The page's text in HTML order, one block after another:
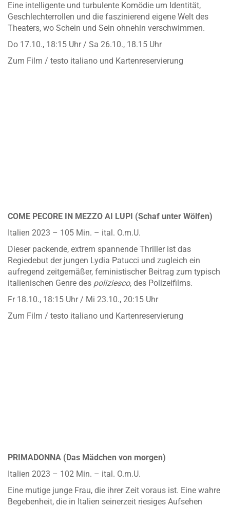
Eine intelligente und turbulente Komödie um Identität,
Geschlechterrollen und die faszinierend eigene Welt des
Theaters, wo Schein und Sein ohnehin verschwimmen.
Do 17.10., 18:15 Uhr / Sa 26.10., 18.15 Uhr
Zum Film / testo italiano und Kartenreservierung
COME PECORE IN MEZZO AI LUPI (Schaf unter Wölfen)
Italien 2023 – 105 Min. – ital. O.m.U.
Dieser packende, extrem spannende Thriller ist das
Regiedebut der jungen Lydia Patucci und zugleich ein
aufregend zeitgemäßer, feministischer Beitrag zum typisch
italienischen Genre des poliziesco, des Polizeifilms.
Fr 18.10., 18:15 Uhr / Mi 23.10., 20:15 Uhr
Zum Film / testo italiano und Kartenreservierung
PRIMADONNA (Das Mädchen von morgen)
Italien 2023 – 102 Min. – ital. O.m.U.
Eine mutige junge Frau, die ihrer Zeit voraus ist. Eine wahre
Begebenheit, die in Italien seinerzeit riesiges Aufsehen